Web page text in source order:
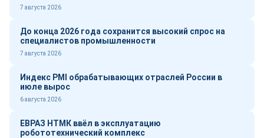
7 августа 2026
До конца 2026 года сохранится высокий спрос на
специалистов промышленности
7 августа 2026
Индекс PMI обрабатывающих отраслей России в
июле вырос
6 августа 2026
ЕВРАЗ НТМК ввёл в эксплуатацию
робототехнический комплекс